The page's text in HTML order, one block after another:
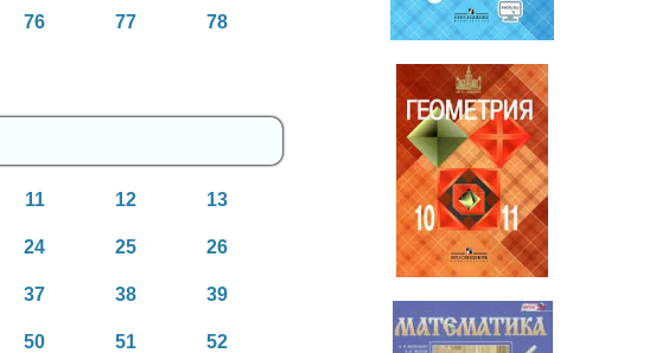
76 77 78
11 12 13
24 25 26
37 38 39
50 51 52
Геометрия
10-11 класс